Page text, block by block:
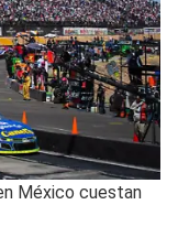
México cuestan